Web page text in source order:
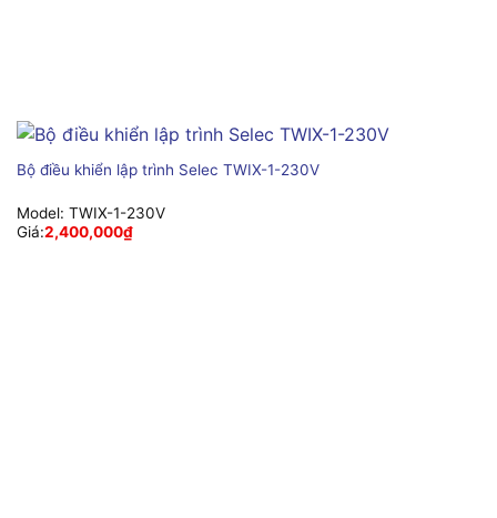
Bộ điều khiển lập trình Selec TWIX-1-230V
Model: TWIX-1-230V
Giá:2,400,000₫